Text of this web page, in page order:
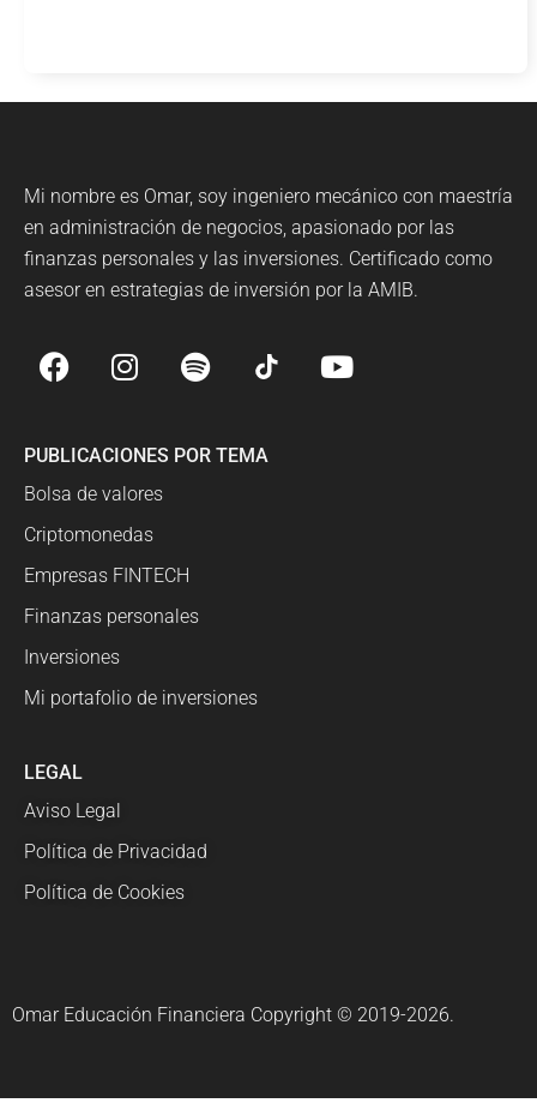
Mi nombre es Omar, soy ingeniero mecánico con maestría
en administración de negocios, apasionado por las
finanzas personales y las inversiones. Certificado como
asesor en estrategias de inversión por la AMIB.
PUBLICACIONES POR TEMA
Bolsa de valores
Criptomonedas
Empresas FINTECH
Finanzas personales
Inversiones
Mi portafolio de inversiones
LEGAL
Aviso Legal
Política de Privacidad
Política de Cookies
Omar Educación Financiera Copyright © 2019-2026.